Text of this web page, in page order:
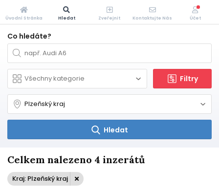
Co hledáte?
Filtry
Hledat
Celkem nalezeno 4 inzerátů
Kraj: Plzeňský kraj
Úvodní Stránka Hledat Zveřejnit Kontaktujte Nás Účet